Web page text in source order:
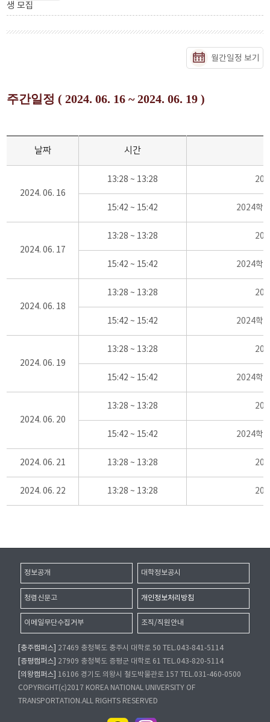
생 모집
월간일정 보기
주간일정 ( 2024. 06. 16 ~ 2024. 06. 19 )
날짜 시간
2024. 06. 16
13:28 ~ 13:28
15:42 ~ 15:42 2024학
2024. 06. 17
13:28 ~ 13:28
15:42 ~ 15:42 2024학
2024. 06. 18
13:28 ~ 13:28
15:42 ~ 15:42 2024학
2024. 06. 19
13:28 ~ 13:28
15:42 ~ 15:42 2024학
2024. 06. 20
13:28 ~ 13:28
15:42 ~ 15:42 2024학
2024. 06. 21 13:28 ~ 13:28
2024. 06. 22 13:28 ~ 13:28
정보공개 대학정보공시
청렴신문고 개인정보처리방침
이메일무단수집거부 조직/직원안내
[충주캠퍼스]
27469 충청북도 충주시 대학로 50 TEL.043-841-5114
[증평캠퍼스]
27909 충청북도 증평군 대학로 61 TEL.043-820-5114
[의왕캠퍼스]
16106 경기도 의왕시 철도박물관로 157 TEL.031-460-0500
COPYRIGHT(c)2017 KOREA NATIONAL UNIVERSITY OF
TRANSPORTATION.ALL RIGHTS RESERVED